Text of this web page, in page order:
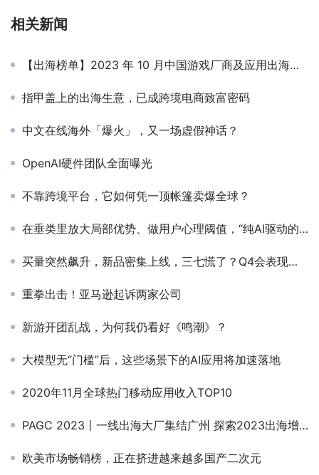
相关新闻
【出海榜单】2023 年 10 月中国游戏厂商及应用出海收入 30 强
指甲盖上的出海生意，已成跨境电商致富密码
中文在线海外「爆火」，又一场虚假神话？
OpenAI硬件团队全面曝光
不靠跨境平台，它如何凭一顶帐篷卖爆全球？
在垂类里放大局部优势、做用户心理阈值，“纯AI驱动的UGC视觉小说游戏平台”是如何炼成的？丨对话DDream 创始人 王俊皓
买量突然飙升，新品密集上线，三七慌了？Q4会表现如何？
重拳出击！亚马逊起诉两家公司
新游开团乱战，为何我仍看好《鸣潮》？
大模型无“门槛”后，这些场景下的AI应用将加速落地
2020年11月全球热门移动应用收入TOP10
PAGC 2023丨一线出海大厂集结广州 探索2023出海增长良机
欧美市场畅销榜，正在挤进越来越多国产二次元